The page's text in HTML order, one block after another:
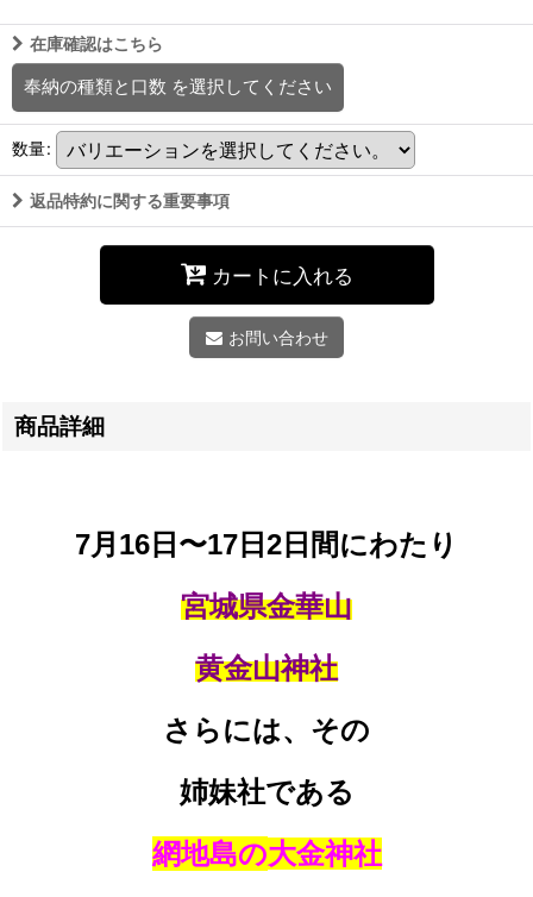
在庫確認はこちら
奉納の種類と口数 を選択してください
数量:
返品特約に関する重要事項
カートに入れる
お問い合わせ
商品詳細
7月16日〜17日2日間にわたり
宮城県金華山
黄金山神社
さらには、その
姉妹社である
網地島の大金神社